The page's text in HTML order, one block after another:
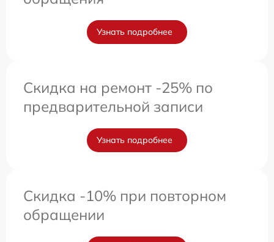
Узнать подробнее
Скидка на ремонт -25% по
предварительной записи
Узнать подробнее
Скидка -10% при повторном
обращении